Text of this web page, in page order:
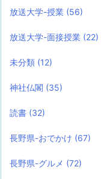
放送大学-授業 (56)
放送大学-面接授業 (22)
未分類 (12)
神社仏閣 (35)
読書 (32)
長野県-おでかけ (67)
長野県-グルメ (72)